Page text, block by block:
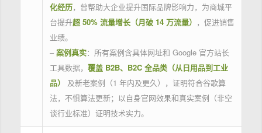
化经历，曾帮助大企业提升国际品牌影响力，为商城平
台提升超 50% 流量增长（月破 14 万流量） ，促进销售
业绩。
– 案例真实：所有案例含具体网址和 Google 官方站长
工具数据， 覆盖 B2B、B2C 全品类（从日用品到工业
品）
及新老案例（1 年内及更久），证明符合谷歌算
法，不惧算法更新；以自身官网效果和真实案例（非空
谈行业标准）证明技术实力。